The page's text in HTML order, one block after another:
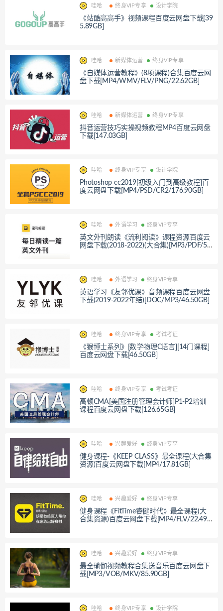
哇哈 终身VIP专享 设计学院
《站酷高高手》视频课程百度云网盘下载[39
5.89GB]
哇哈 新媒体运营 终身VIP专享
《自媒体运营教程》(8项课程)合集百度云网
盘下载[MP4/WMV/FLV/PNG/22.62GB]
哇哈 新媒体运营 终身VIP专享
抖音运营技巧实操视频教程MP4百度云网盘
下载[147.03GB]
哇哈 终身VIP专享 设计学院
Photoshop cc2019[初级入门到高级教程]百
度云网盘下载[MP4/PSD/CR2/176.90GB]
哇哈 外语学习 终身VIP专享
英文外刊朗读《流利阅读》课程资源百度云
网盘下载(2018-2022)(大合集)[MP3/PDF/50.
哇哈 外语学习 终身VIP专享
英语学习《友邻优课》音频课程百度云网盘
下载(2019-2022年结)[DOC/MP3/46.50GB]
哇哈 终身VIP专享 考试考证
《猴博士系列》[数学物理C语言][14门课程]
百度云网盘下载[46.50GB]
哇哈 终身VIP专享 考试考证
高顿CMA[美国注册管理会计师]P1-P2培训
课程百度云网盘下载[126.65GB]
哇哈 兴趣爱好 终身VIP专享
健身课程-《KEEP CLASS》最全课程(大合集
资源)百度云网盘下载[MP4/17.81GB]
哇哈 兴趣爱好 终身VIP专享
健身课程《FitTime睿健时代》最全课程(大
合集资源)百度云网盘下载[MP4/FLV/22.49G
哇哈 兴趣爱好 终身VIP专享
最全瑜伽视频教程合集送音乐百度云网盘下
载[MP3/VOB/MKV/85.90GB]
哇哈 终身VIP专享 设计学院